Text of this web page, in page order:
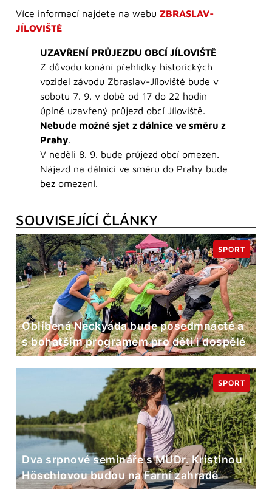
Více informací najdete na webu ZBRASLAV-
JÍLOVIŠTĚ
UZAVŘENÍ PRŮJEZDU OBCÍ JÍLOVIŠTĚ
Z důvodu konání přehlídky historických
vozidel závodu Zbraslav-Jíloviště bude v
sobotu 7. 9. v době od 17 do 22 hodin
úplně uzavřený průjezd obcí Jíloviště.
Nebude možné sjet z dálnice ve směru z
Prahy
V neděli 8. 9. bude průjezd obcí omezen.
Nájezd na dálnici ve směru do Prahy bude
bez omezení.
SOUVISEJÍCÍ ČLÁNKY
Oblíbená Neckyáda bude posedmnácté a
s bohatším programem pro děti i dospělé
SPORT
Dva srpnové semináře s MUDr. Kristinou
Höschlovou budou na Farní zahradě
SPORT